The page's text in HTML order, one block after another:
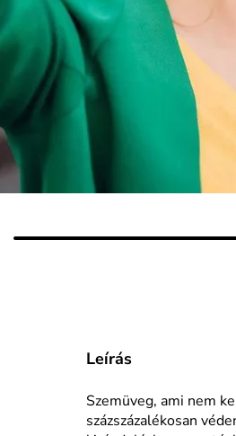
Leírás
Szemüveg, ami nem
százszázalékosan